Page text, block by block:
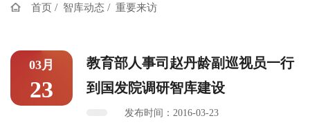
首页 / 智库动态 / 重要来访
03月
23
教育部人事司赵丹龄副巡视员一行
到国发院调研智库建设
发布时间：2016-03-23